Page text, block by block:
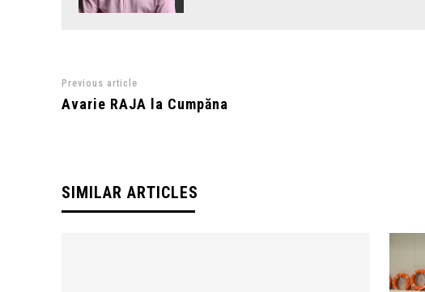
Previous article
Avarie RAJA la Cumpăna
SIMILAR ARTICLES